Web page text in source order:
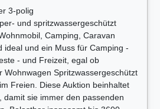
3-polig
und spritzwassergeschützt
Camping, Caravan
ideal und ein Muss für Camping -
- und Freizeit, egal ob
Wohnwagen Spritzwassergeschützt
Freien. Diese Auktion beinhaltet
damit sie immer den passenden